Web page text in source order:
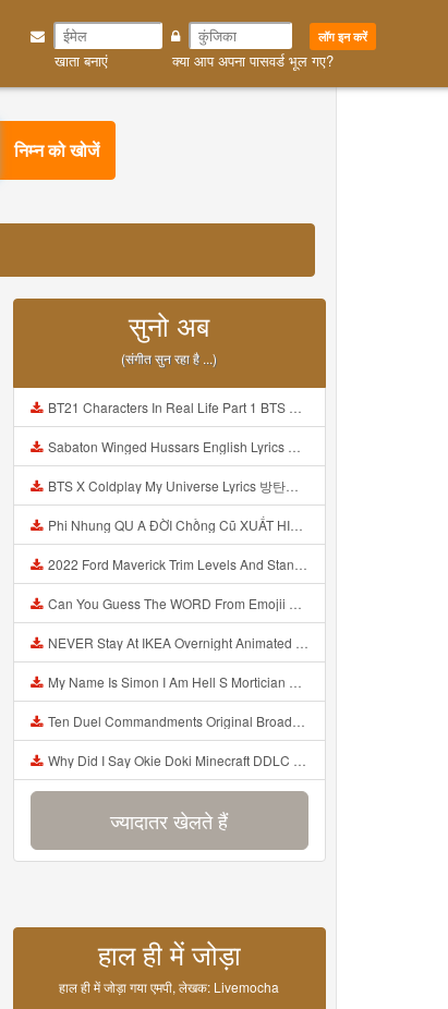
लॉग इन करें
खाता बनाएं क्या आप अपना पासवर्ड भूल गए?
निम्न को खोजें
सुनो अब
(संगीत सुन रहा है ...)
BT21 Characters In Real Life Part 1 BTS AND BT21 방탄소년단 BT21 BT21아가들은 아빠조아 따라쟁이들 BTS Vs BT21 Mp3
Sabaton Winged Hussars English Lyrics Mp3
BTS X Coldplay My Universe Lyrics 방탄소년단 콜드플레이 My Universe 가사 Color Coded Lyrics Han Rom Eng Mp3
Phi Nhung QU A ĐỜI Chồng Cũ XUẤT HIỆN Khóc Hối Hận Vì Làm Điều KHỦNG KHIẾP Với Cô Mp3
2022 Ford Maverick Trim Levels And Standard Features Explained Mp3
Can You Guess The WORD From Emojii COMPOUND WORD EMOJII CHALLENGE 90 PEOPLE FAIL Guess Mp3
NEVER Stay At IKEA Overnight Animated SCP 3008 Horror Story Mp3
My Name Is Simon I Am Hell S Mortician And I Am Going To Kill God Creepypasta Mp3
Ten Duel Commandments Original Broadway Cast Of Hamilton Lyrics Mp3
Why Did I Say Okie Doki Minecraft DDLC Animated Music Video Song By The Stupendium Mp3
ज्यादातर खेलते हैं
हाल ही में जोड़ा
हाल ही में जोड़ा गया एमपी, लेखक: Livemocha